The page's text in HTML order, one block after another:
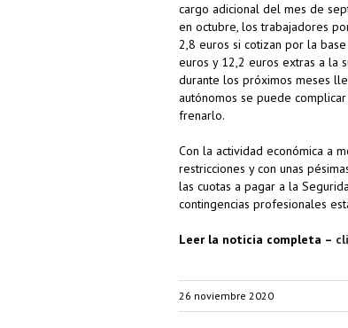
cargo adicional del mes de
en octubre, los trabajadores
2,8 euros si cotizan por la
euros y 12,2 euros extras a la
durante los próximos meses
autónomos se puede
frenarlo.
Con la actividad económica a
restricciones y con unas
las cuotas a pagar a la
contingencias profesionales
Leer la noticia completa –
26 noviembre 2020